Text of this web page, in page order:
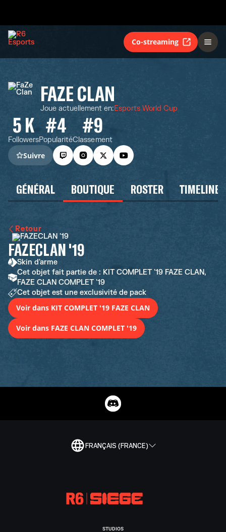
Co-streaming
FAZE CLAN
Joue actuellement en:Esports World Cup
5 K
Followers
#4
Popularité
#9
Classement
Suivre
GÉNÉRAL BOUTIQUE ROSTER TIMELINE
Retour
FAZECLAN '19
Skin d'arme
Cet objet fait partie de : KIT COMPLET '19 FAZE CLAN,
FAZE CLAN COMPLET '19
Cet objet est une exclusivité de pack
Voir dans KIT COMPLET '19 FAZE CLAN
Voir dans FAZE CLAN COMPLET '19
FRANÇAIS (FRANCE)
STUDIOS